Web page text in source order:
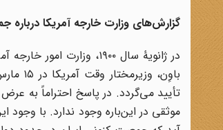
گزارش‌های وزارت خارجه آمریکا درباره جمعیت
در ژانویۀ سال ۱۹۰۰،
تأیید می‌گردد. در پاسخ احتراماً به
موثقی در این‌باره وجود ندارد. با